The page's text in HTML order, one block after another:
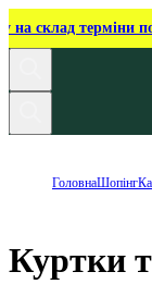
на склад терміни
ГоловнаШопінг
Куртки